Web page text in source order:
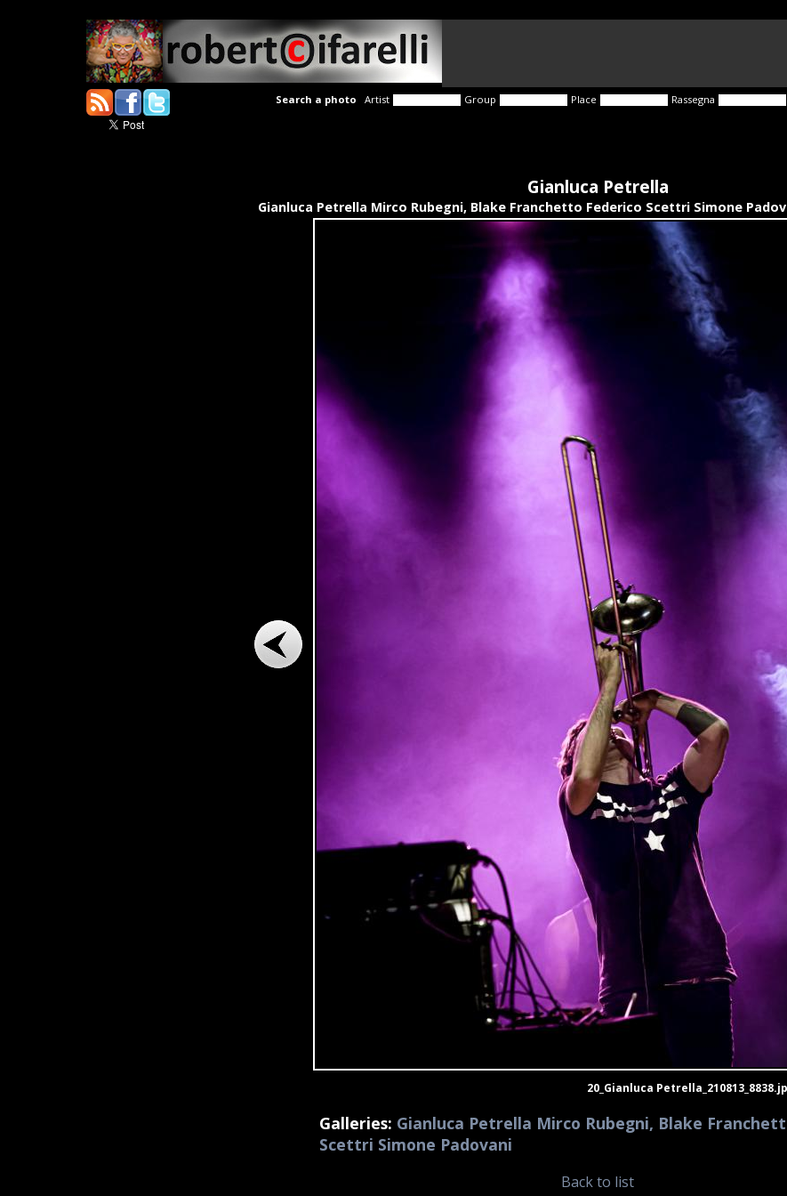
Search a photo Artist Group Place Rassegna
Gianluca Petrella
Gianluca Petrella Mirco Rubegni, Blake Franchetto Federico Scettri Simone
20_Gianluca
Galleries: Gianluca Petrella Mirco Rubegni, Blake
Scettri Simone Padovani
Back to list